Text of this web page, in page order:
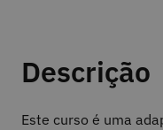
Descrição
Este curso é uma